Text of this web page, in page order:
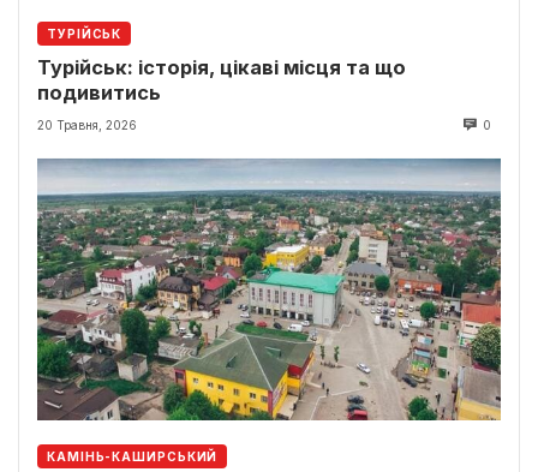
ТУРІЙСЬК
Турійськ: історія, цікаві місця та що
подивитись
20 Травня, 2026 0
КАМІНЬ-КАШИРСЬКИЙ